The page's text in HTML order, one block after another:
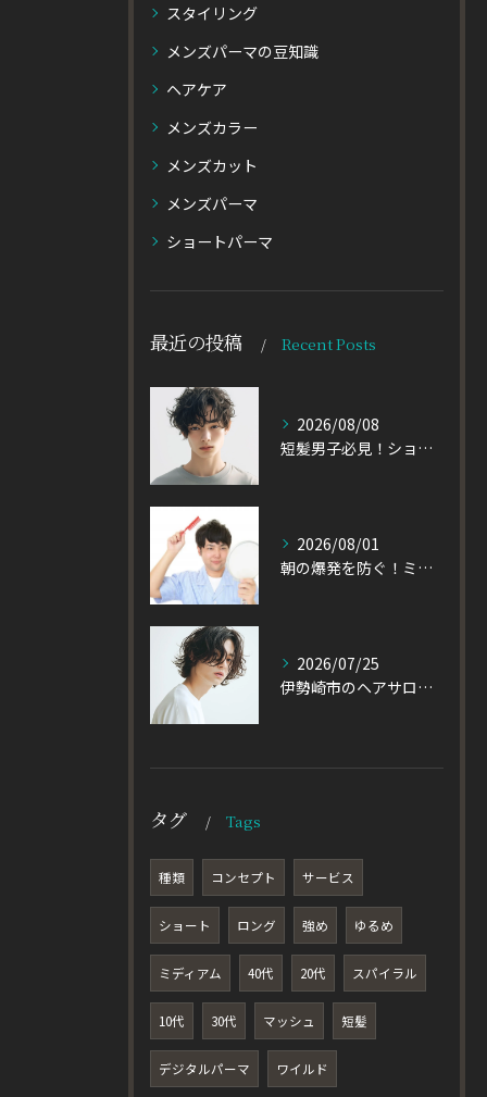
スタイリング
メンズパーマの豆知識
ヘアケア
メンズカラー
メンズカット
メンズパーマ
ショートパーマ
最近の投稿 Recent Posts
2026/08/08
短髪男子必見！ショートに似合うメンズパーマの種類を徹底解説
2026/08/01
朝の爆発を防ぐ！ミディアムヘアのメンズがパーマをかけるべき理由
2026/07/25
伊勢崎市のヘアサロン発！黒髪でも重たく見えない大人パーマとは
タグ Tags
種類 コンセプト サービス
ショート ロング 強め ゆるめ
ミディアム 40代 20代 スパイラル
10代 30代 マッシュ 短髪
デジタルパーマ ワイルド